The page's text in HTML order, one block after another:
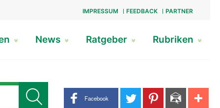
IMPRESSUM FEEDBACK PARTNER
News Ratgeber Rubriken
Share buttons
Facebook